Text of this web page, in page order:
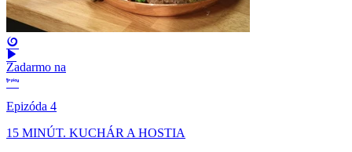
Zadarmo na
Epizóda 4
15 MINÚT. KUCHÁR A HOSTIA